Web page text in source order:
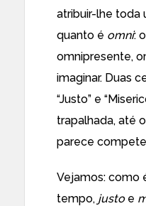
atribuir-lhe toda
quanto é omni:
omnipresente,
imaginar. Duas
“Justo” e
trapalhada, até
parece
Vejamos: como
tempo, justoe